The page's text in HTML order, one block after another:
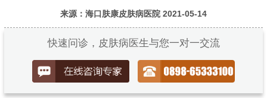
来源：海口肤康皮肤病医院 2021-05-14
快速问诊，皮肤病医生与您一对一交流